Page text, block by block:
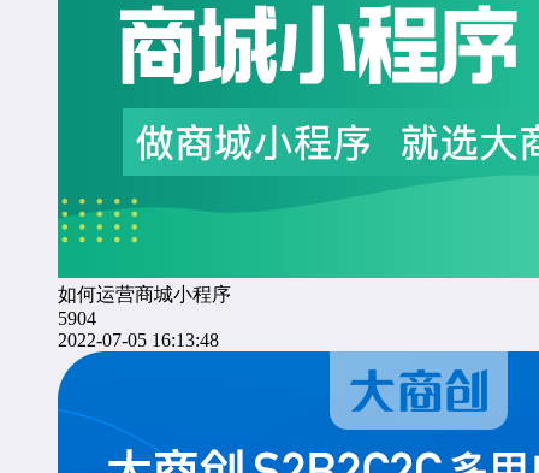
如何运营商城小程序
5904
2022-07-05 16:13:48